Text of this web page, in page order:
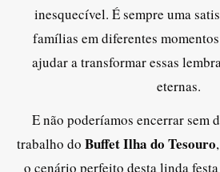
inesquecível. É sempre uma
famílias em diferentes
ajudar a transformar essas
eternas.
E não poderíamos encerrar sem
trabalho doBuffet Ilha do Tesouro
o cenário perfeito desta linda